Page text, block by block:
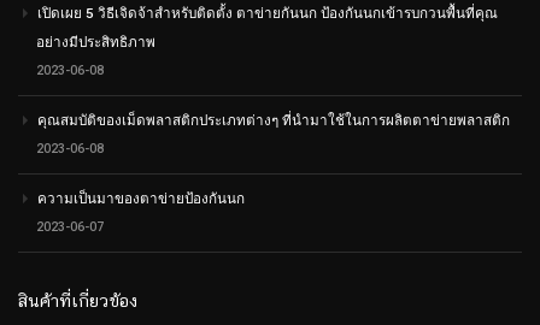
เปิดเผย 5 วิธีเจิดจ้าสำหรับติดตั้ง ตาข่ายกันนก ป้องกันนกเข้ารบกวนพื้นที่คุณ
อย่างมีประสิทธิภาพ
2023-06-08
คุณสมบัติของเม็ดพลาสติกประเภทต่างๆ ที่นำมาใช้ในการผลิตตาข่ายพลาสติก
2023-06-08
ความเป็นมาของตาข่ายป้องกันนก
2023-06-07
สินค้าที่เกี่ยวข้อง